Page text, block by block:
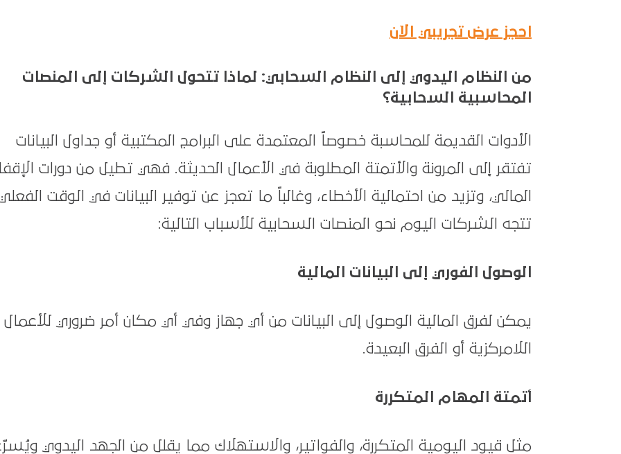
احجز عرض تجريبي الآن
من النظام اليدوي إلى النظام السحابي: لماذا تتحول الشركات إلى المنصات
المحاسبية السحابية؟
الأدوات القديمة للمحاسبة خصوصاً المعتمدة على البرامج المكتبية أو جداول البيانات
تفتقر إلى المرونة والأتمتة المطلوبة في الأعمال الحديثة. فهي تطيل من دورات
المالي، وتزيد من احتمالية الأخطاء، وغالباً ما تعجز عن توفير البيانات في الوقت
تتجه الشركات اليوم نحو المنصات السحابية للأسباب التالية:
الوصول الفوري إلى البيانات المالية
يمكن لفرق المالية الوصول إلى البيانات من أي جهاز وفي أي مكان أمر ضروري للأعمال
اللامركزية أو الفرق البعيدة.
أتمتة المهام المتكررة
مثل قيود اليومية المتكررة، والفواتير، والاستهلاك مما يقلل من الجهد اليدوي